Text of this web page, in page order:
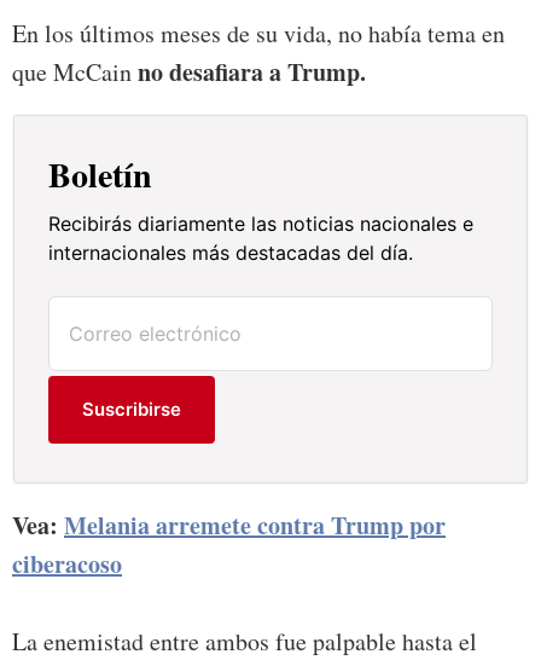
En los últimos meses de su vida, no había tema en
que McCainno desafiara a Trump.
Boletín
Recibirás diariamente las noticias nacionales e
internacionales más destacadas del día.
Suscribirse
Vea: Melania arremete contra Trump por
ciberacoso
La enemistad entre ambos fue palpable hasta el